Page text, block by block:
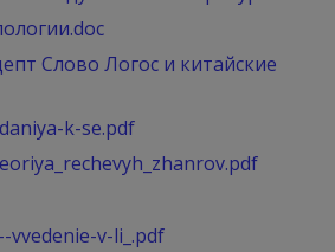
Слово Логос и китайские
k-se.pdf
vvedenie-v-li_.pdf